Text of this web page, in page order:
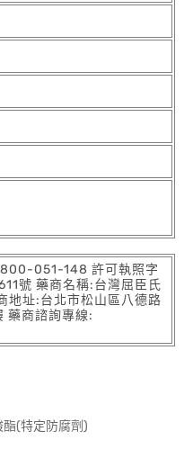
051-148 許可執照字
號 藥商名稱:台灣屈臣氏
地址:台北市松山區八德路
藥商諮詢專線:
(特定防腐劑)